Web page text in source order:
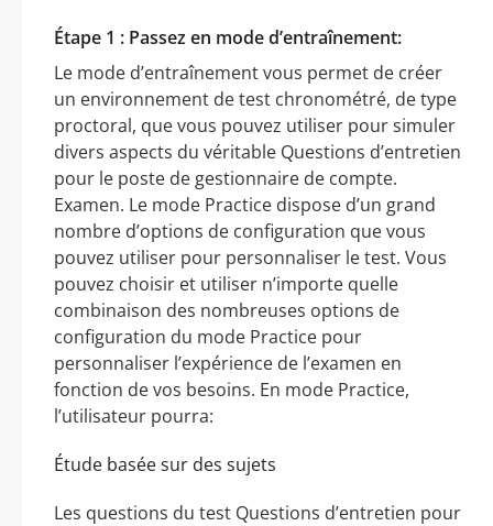
Étape 1 : Passez en mode d’entraînement:
Le mode d’entraînement vous permet de créer
un environnement de test chronométré, de type
proctoral, que vous pouvez utiliser pour simuler
divers aspects du véritable Questions d’entretien
pour le poste de gestionnaire de compte.
Examen. Le mode Practice dispose d’un grand
nombre d’options de configuration que vous
pouvez utiliser pour personnaliser le test. Vous
pouvez choisir et utiliser n’importe quelle
combinaison des nombreuses options de
configuration du mode Practice pour
personnaliser l’expérience de l’examen en
fonction de vos besoins. En mode Practice,
l’utilisateur pourra:
Étude basée sur des sujets
Les questions du test Questions d’entretien pour